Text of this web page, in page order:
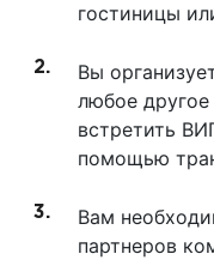
гостиницы
Вы
любое
встретить
помощью
Вам
партнеров